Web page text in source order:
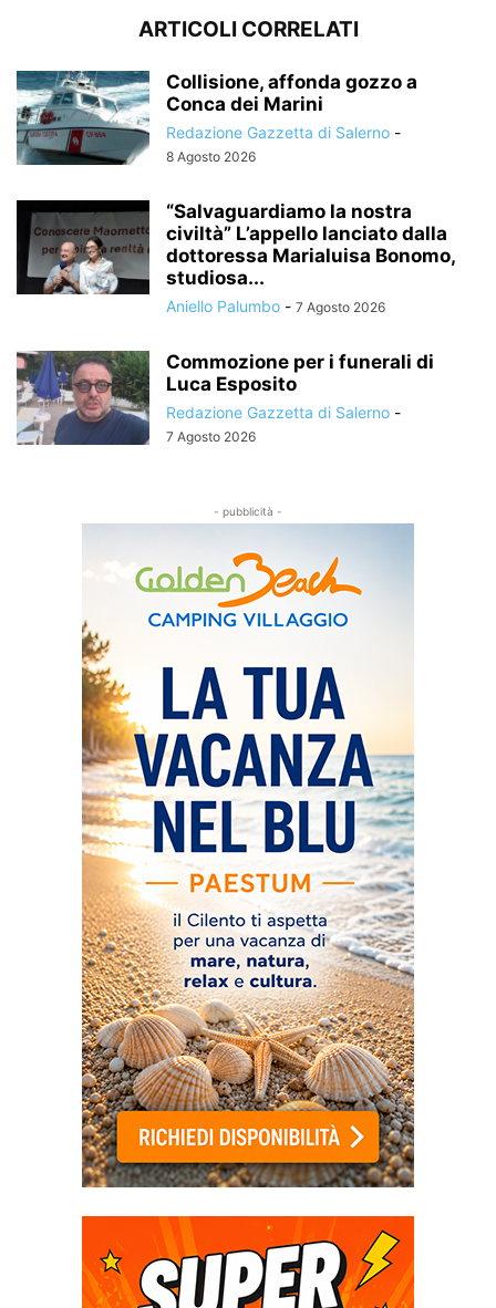
ARTICOLI CORRELATI
Collisione, affonda gozzo a
Conca dei Marini
Redazione Gazzetta di Salerno -
8 Agosto 2026
“Salvaguardiamo la nostra
civiltà” L’appello lanciato dalla
dottoressa Marialuisa Bonomo,
studiosa...
Aniello Palumbo - 7 Agosto 2026
Commozione per i funerali di
Luca Esposito
Redazione Gazzetta di Salerno -
7 Agosto 2026
- pubblicità -